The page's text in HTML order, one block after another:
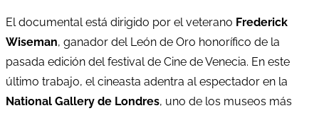
El documental está dirigido por el veterano Frederick
Wiseman, ganador del León de Oro honorífico de la
pasada edición del festival de Cine de Venecia. En este
último trabajo, el cineasta adentra al espectador en la
National Gallery de Londres, uno de los museos más